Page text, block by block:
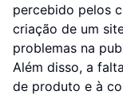
percebido pelos
criação de um
problemas na
Além disso, a
de produto e à